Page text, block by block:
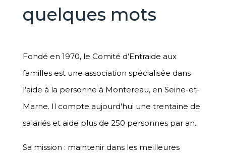
quelques mots
Fondé en 1970, le Comité d’Entraide aux
familles est une association spécialisée dans
l’aide à la personne à Montereau, en Seine-et-
Marne. Il compte aujourd'hui une trentaine de
salariés et aide plus de 250 personnes par an.
Sa mission : maintenir dans les meilleures